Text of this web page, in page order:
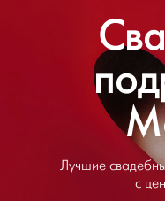
Лучшие
с